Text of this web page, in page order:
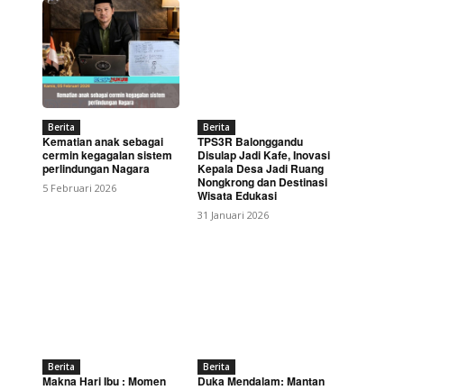
Rp 50 Juta, Dibekuk
Berita
Kematian anak sebagai
cermin kegagalan sistem
perlindungan Nagara
5 Februari 2026
Berita
TPS3R Balonggandu
Disulap Jadi Kafe, Inovasi
Kepala Desa Jadi Ruang
Nongkrong dan Destinasi
Wisata Edukasi
31 Januari 2026
Berita
Makna Hari Ibu : Momen
Berita
Duka Mendalam: Mantan